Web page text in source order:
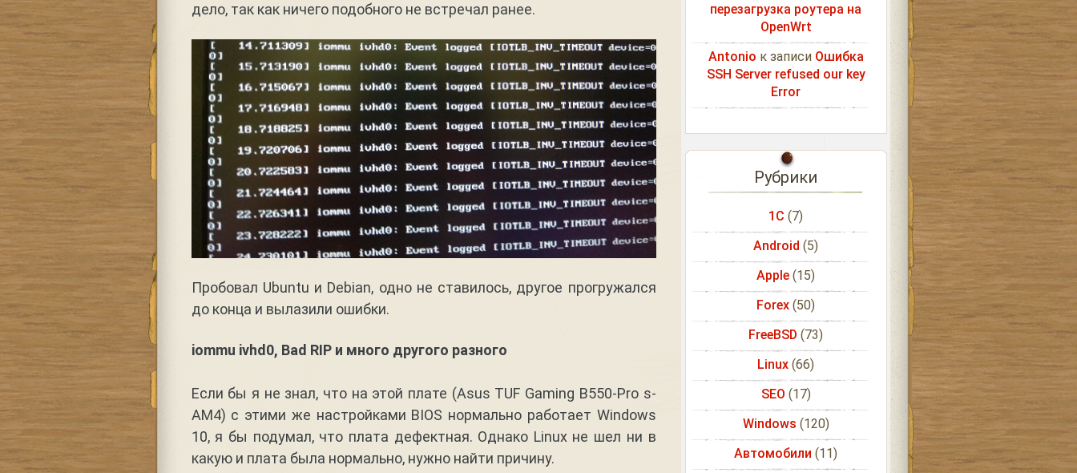
дело, так как ничего подобного не встречал ранее.
Пробовал Ubuntu и Debian, одно не ставилось, другое прогружался
до конца и вылазили ошибки.
iommu ivhd0, Bad RIP и много другого разного
Если бы я не знал, что на этой плате (Asus TUF Gaming B550-Pro s-
AM4) с этими же настройками BIOS нормально работает Windows
10, я бы подумал, что плата дефектная. Однако Linux не шел ни в
какую и плата была нормально, нужно найти причину.
перезагрузка роутера на
OpenWrt
Antonio к записи Ошибка
SSH Server refused our key
Error
Рубрики
1С (7)
Android (5)
Apple (15)
Forex (50)
FreeBSD (73)
Linux (66)
SEO (17)
Windows (120)
Автомобили (11)